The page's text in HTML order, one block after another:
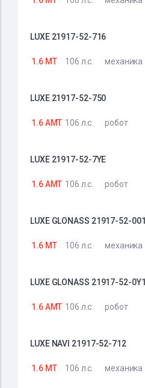
LUXE 21917-52-716
1.6 MT 106 л.с. механика
LUXE 21917-52-750
1.6 AMT 106 л.с. робот
LUXE 21917-52-7YE
1.6 AMT 106 л.с. робот
LUXE GLONASS 21917-52-001
1.6 MT 106 л.с. механика
LUXE GLONASS 21917-52-0Y1
1.6 AMT 106 л.с. робот
LUXE NAVI 21917-52-712
1.6 MT 106 л.с. механика